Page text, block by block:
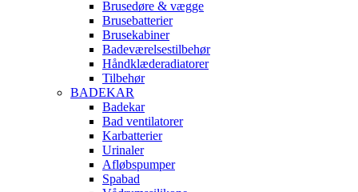
Brusedøre & vægge
Brusebatterier
Brusekabiner
Badeværelsestilbehør
Håndklæderadiatorer
Tilbehør
BADEKAR
Badekar
Bad ventilatorer
Karbatterier
Urinaler
Afløbspumper
Spabad